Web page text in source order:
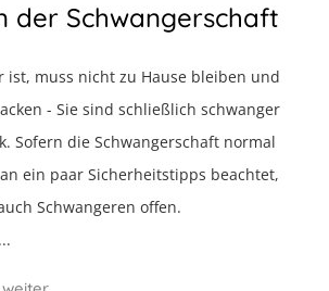
der Schwangerschaft
ist, muss nicht zu Hause bleiben und
- Sie sind schließlich schwanger
Sofern die Schwangerschaft normal
ein paar Sicherheitstipps beachtet,
Schwangeren offen.